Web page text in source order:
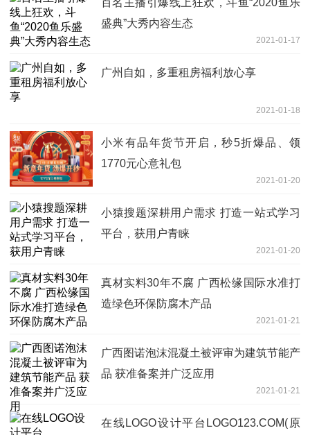
百名主播引爆线上狂欢，斗鱼“2020鱼乐
盛典”大秀内容生态
2021-01-17
广州自如，多重租房福利放心享
2021-01-18
小米有品年货节开启，秒5折爆品、领
1770元心意礼包
2021-01-20
小猿搜题深耕用户需求 打造一站式学习
平台，获用户青睐
2021-01-20
真材实料30年不腐 广西松缘国际水准打
造绿色环保防腐木产品
2021-01-21
广西图诺泡沫混凝土被评审为建筑节能产
品 获准备案并广泛应用
2021-01-21
在线LOGO设计平台LOGO123.COM(原